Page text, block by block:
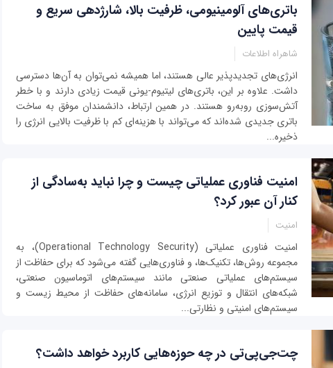
باتری‌های آلومینیومی، ظرفیت بالا، شارژدهی سریع و
قیمت پایین
شاهراه اطلاعات
انرژی‌های تجدیدپذیر عالی هستند، اما همیشه نمی‌توان به آن‌ها دسترسی
داشت. علاوه بر این، باتری‌های لیتیوم-یونی قیمت زیادی دارند و با خطر
آتش‌سوزی روبه‌رو هستند. در همین ارتباط، دانشمندان موفق به ساخت
باتری جدیدی شده‌اند که می‌تواند با هزینه‌ای کم با ظرفیت بالایی انرژی را
ذخیره‌...
امنیت فناوری عملیاتی چیست و چرا نباید به‌سادگی از
کنار آن عبور کرد؟
امنیت
امنیت فناوری عملیاتی (Operational Technology Security)، به
مجموعه روش‌ها، تکنیک‌ها، و فناوری‌هایی گفته می‌شود که برای حفاظت از
سیستم‌های عملیاتی صنعتی مانند سیستم‌های اتوماسیون صنعتی،
شبکه‌های انتقال و توزیع انرژی، سامانه‌های حفاظت از محیط زیست و
سیستم‌های امنیتی و نظارتی...
چت‌جی‌پی‌تی در چه حوزه‌هایی کاربرد خواهد داشت؟